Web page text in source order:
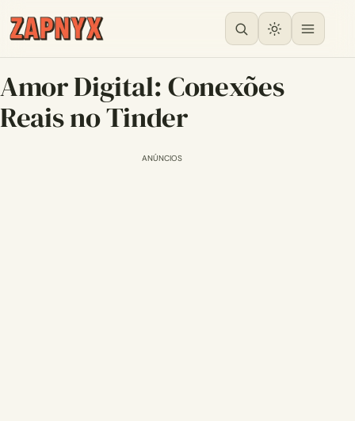
Amor Digital: Conexões
Reais no Tinder
ANÚNCIOS